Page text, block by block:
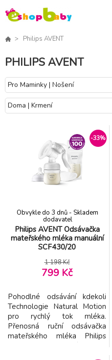
Philips AVENT
PHILIPS AVENT
Pro Maminky | Nošení
Doma | Krmení
-33%
Philips AVENT Odsávačka
mateřského mléka manuální
SCF430/20
Obvykle do 3 dnů - Skladem
dodavatel
1 198 Kč
799 Kč
Pohodlné odsávání kdekoli
Technologie Natural Motion
pro rychlý tok mléka.
Přenosná ruční odsávačka
mateřského mléka Philips